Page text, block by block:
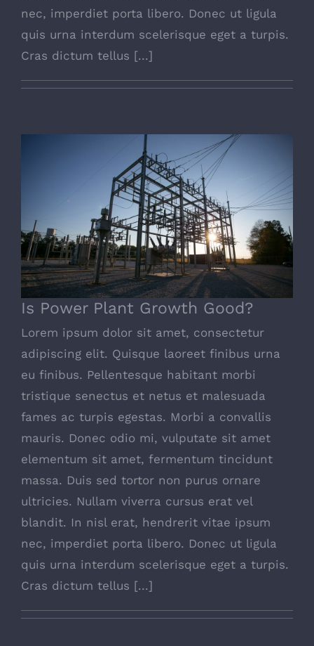
nec, imperdiet porta libero. Donec ut ligula
quis urna interdum scelerisque eget a turpis.
Cras dictum tellus [...]
Is Power Plant Growth Good?
Is Power Plant Growth Good?
Lorem ipsum dolor sit amet, consectetur
adipiscing elit. Quisque laoreet finibus urna
eu finibus. Pellentesque habitant morbi
tristique senectus et netus et malesuada
fames ac turpis egestas. Morbi a convallis
mauris. Donec odio mi, vulputate sit amet
elementum sit amet, fermentum tincidunt
massa. Duis sed tortor non purus ornare
ultricies. Nullam viverra cursus erat vel
blandit. In nisl erat, hendrerit vitae ipsum
nec, imperdiet porta libero. Donec ut ligula
quis urna interdum scelerisque eget a turpis.
Cras dictum tellus [...]